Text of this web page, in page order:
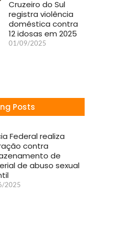
Cruzeiro do Sul
registra violência
doméstica contra
12 idosas em 2025
01/09/2025
Posts
Federal realiza
contra
de
de abuso sexual
2025